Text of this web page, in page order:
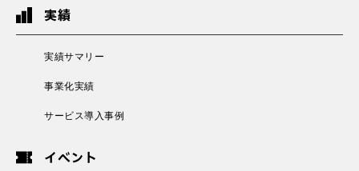
実績
実績サマリー
事業化実績
サービス導入事例
イベント